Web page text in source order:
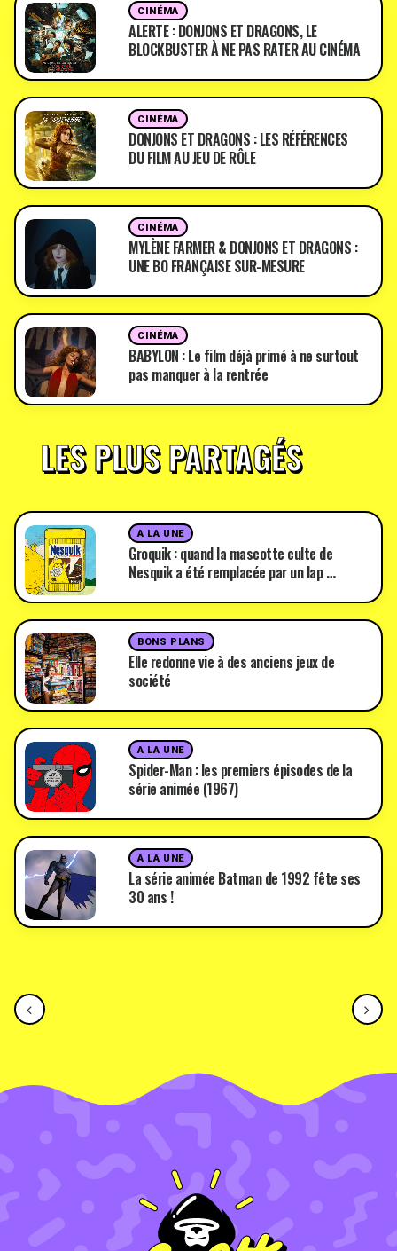
CINÉMA
ALERTE : DONJONS ET DRAGONS, LE
BLOCKBUSTER À NE PAS RATER AU CINÉMA
CINÉMA
DONJONS ET DRAGONS : LES RÉFÉRENCES
DU FILM AU JEU DE RÔLE
CINÉMA
MYLÈNE FARMER & DONJONS ET DRAGONS :
UNE BO FRANÇAISE SUR-MESURE
CINÉMA
BABYLON : Le film déjà primé à ne surtout
pas manquer à la rentrée
LES PLUS PARTAGÉS
A LA UNE
Groquik : quand la mascotte culte de
Nesquik a été remplacée par un lap …
BONS PLANS
Elle redonne vie à des anciens jeux de
société
A LA UNE
Spider-Man : les premiers épisodes de la
série animée (1967)
A LA UNE
La série animée Batman de 1992 fête ses
30 ans !